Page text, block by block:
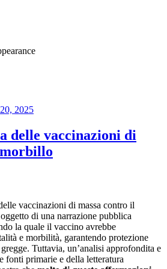
2025
delle vaccinazioni di
vaccinazioni di massa contro il
di una narrazione pubblica
la quale il vaccino avrebbe
e morbilità, garantendo protezione
Tuttavia, un’analisi approfondita e
fonti primarie e della letteratura